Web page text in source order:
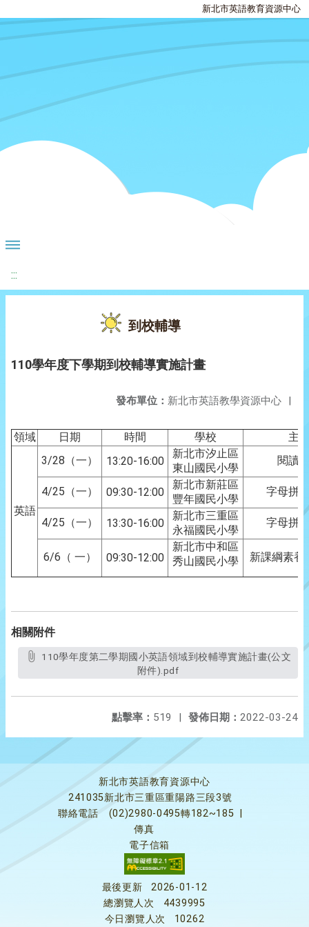
新北市英語教育資源中心
:::
到校輔導
110學年度下學期到校輔導實施計畫
發布單位： 新北市英語教學資源中心 |
領域 日期 時間 學校 主
英語
3/28（一） 13:20-16:00
新北市汐止區
東山國民小學
閱讀
4/25（一） 09:30-12:00
新北市新莊區
豐年國民小學
字母拼
4/25（一） 13:30-16:00
新北市三重區
永福國民小學
字母拼
6/6（ 一） 09:30-12:00
新北市中和區
秀山國民小學
新課綱素養
相關附件
附件).pdf
發佈日期： 2022-03-24
點擊率： 519 |
新北市英語教育資源中心
241035新北市三重區重陽路三段3號
聯絡電話
(02)2980-0495轉182~185
傳真
電子信箱
最後更新
2026-01-12
總瀏覽人次
4439995
今日瀏覽人次
10262